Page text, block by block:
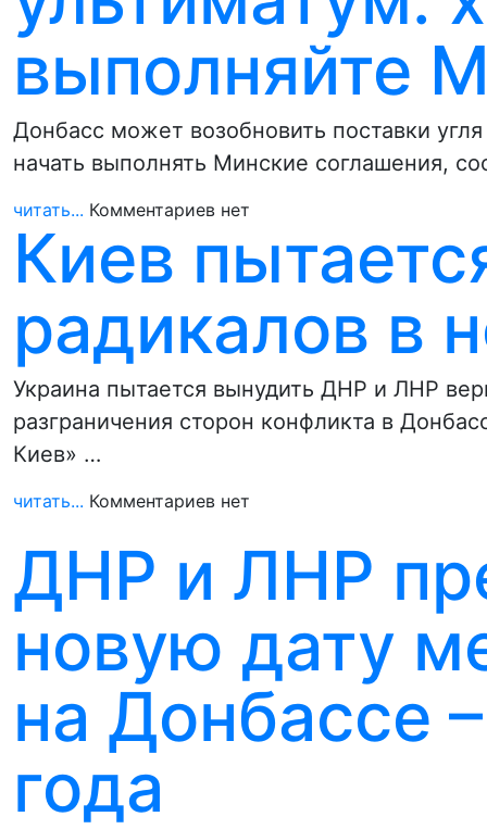
выполняйте
Донбасс может возобновить поставки
начать выполнять Минские соглашения,
читать... Комментариев нет
Киев
радикалов в
Украина пытается вынудить ДНР и ЛНР
разграничения сторон конфликта в
Киев» …
читать... Комментариев нет
ДНР и ЛНР
новую дату
на Донбассе
года